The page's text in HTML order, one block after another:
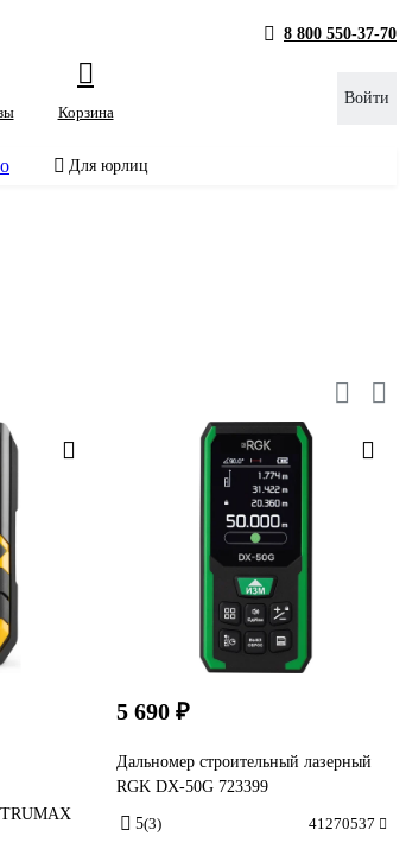
8 800 550-37-70
Корзина
Войти
Для юрлиц
5 690 ₽
Дальномер строительный лазерный
RGK DX-50G 723399
5(3) 41270537